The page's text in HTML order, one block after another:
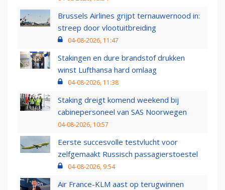
Brussels Airlines grijpt ternauwernood in:
streep door vlootuitbreiding
04-08-2026, 11:47
Stakingen en dure brandstof drukken
winst Lufthansa hard omlaag
04-08-2026, 11:38
Staking dreigt komend weekend bij
cabinepersoneel van SAS Noorwegen
04-08-2026, 10:57
Eerste succesvolle testvlucht voor
zelfgemaakt Russisch passagierstoestel
04-08-2026, 9:54
Air France-KLM aast op terugwinnen